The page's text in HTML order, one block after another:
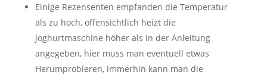
Einige Rezensenten empfanden die Temperatur
als zu hoch, offensichtlich heizt die
Joghurtmaschine höher als in der Anleitung
angegeben, hier muss man eventuell etwas
Herumprobieren, immerhin kann man die